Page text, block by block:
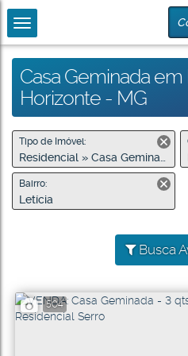
Casa Geminada
Horizonte - MG
Tipo de Imóvel:
Residencial » Casa Geminada
Bairro:
Letícia
Busca
504